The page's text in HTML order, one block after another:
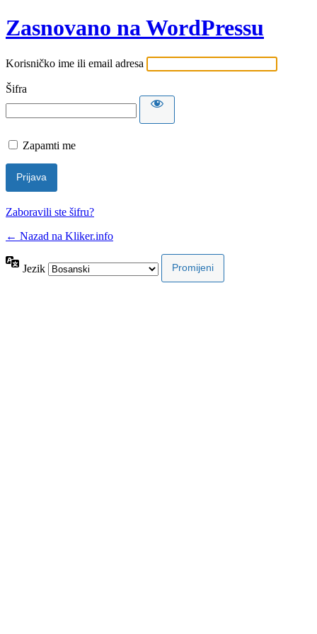
Zasnovano na WordPressu
Korisničko ime ili email adresa
Šifra
Zapamti me
Zaboravili ste šifru?
← Nazad na Kliker.info
Jezik